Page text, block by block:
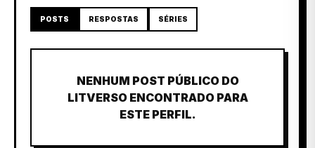
POSTS RESPOSTAS SÉRIES
NENHUM POST PÚBLICO DO
LITVERSO ENCONTRADO PARA
ESTE PERFIL.